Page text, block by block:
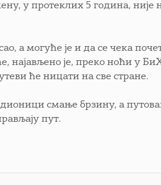
у протеклих 5 година, није
а могуће је и да се чека
најављено је, преко ноћи у
ће ницати на све стране.
дионици смање брзину, а
пут.